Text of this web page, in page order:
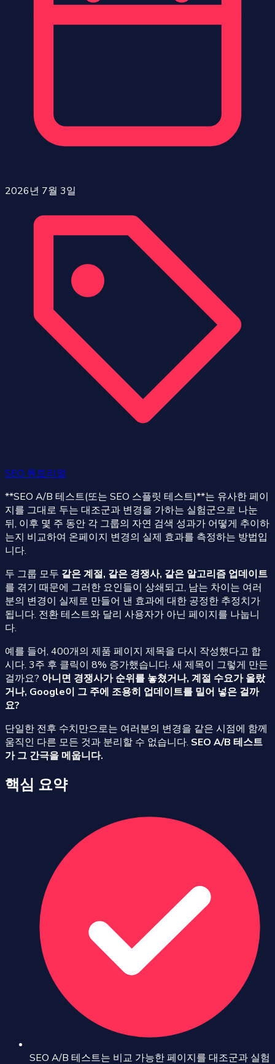
2026년 7월 3일
SEO 튜토리얼
**SEO A/B 테스트(또는 SEO 스플릿 테스트)**는 유사한 페이
지를 그대로 두는 대조군과 변경을 가하는 실험군으로 나눈
뒤, 이후 몇 주 동안 각 그룹의 자연 검색 성과가 어떻게 추이하
는지 비교하여 온페이지 변경의 실제 효과를 측정하는 방법입
니다.
두 그룹 모두 같은 계절, 같은 경쟁사, 같은 알고리즘 업데이트
를 겪기 때문에 그러한 요인들이 상쇄되고, 남는 차이는 여러
분의 변경이 실제로 만들어 낸 효과에 대한 공정한 추정치가
됩니다. 전환 테스트와 달리 사용자가 아닌 페이지를 나눕니
다.
예를 들어, 400개의 제품 페이지 제목을 다시 작성했다고 합
시다. 3주 후 클릭이 8% 증가했습니다. 새 제목이 그렇게 만든
걸까요? 아니면 경쟁사가 순위를 놓쳤거나, 계절 수요가 올랐
거나, Google이 그 주에 조용히 업데이트를 밀어 넣은 걸까
요?
단일한 전후 수치만으로는 여러분의 변경을 같은 시점에 함께
움직인 다른 모든 것과 분리할 수 없습니다. SEO A/B 테스트
가 그 간극을 메웁니다.
핵심 요약
SEO A/B 테스트는 비교 가능한 페이지를 대조군과 실험